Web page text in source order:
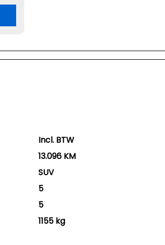
Incl. BTW
13.096 KM
SUV
5
5
1155 kg